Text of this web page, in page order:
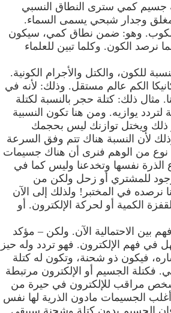
جسيم كمي سترى النطاق النسبي
وجدار شبحي يسمى السماء.
وهو: ضمن نطاق كمي، سيكون
نرصد الكون. وكلما تبين للعلماء
للكون، والكتل والأجرام الكونية.
الكم عالم مستقل. وذلك: لأنه في
مثال ذلك: كتلة حجر بالنسبة لكتلة
لتردد يوازيه. ومن هنا تكون النسبية
و ذلك ويختل توازنك ليس بحجمك
النسبة هناك تتم وفق السرعة
من الوهم فنرى أن هناك جسيمات
الذرة نفسها وتخدعنا وليس كما في
للمشتري أو زحل ولكن من
نرصده في المختبر! ولذلك إلى الآن
الكمية أو لحركة الإلكترون. أو
بين الاحتمالية الآن. ولكن – مؤكد
في فهم الإلكترون. فهو تردد وله حيز
فيكون ذو شحنة، وتكون له كتلة
فكتلة الجسيم أو الإلكترون مرتبطة
شخص مراقب للإلكترون في حيرة من
الجسيمات مادون الذرية لها نفس